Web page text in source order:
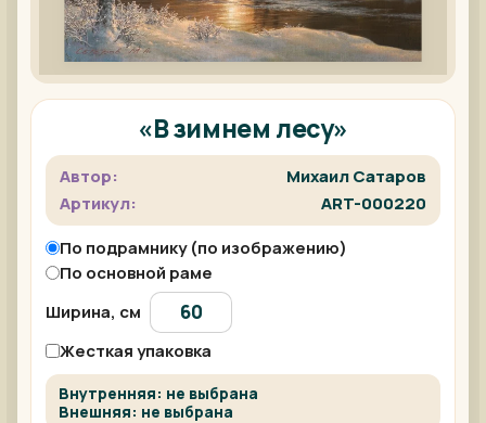
«В зимнем лесу»
Автор:
Михаил Сатаров
Артикул:
ART-000220
По подрамнику (по изображению)
По основной раме
Ширина, см
Жесткая упаковка
Внутренняя: не выбрана
Внешняя: не выбрана